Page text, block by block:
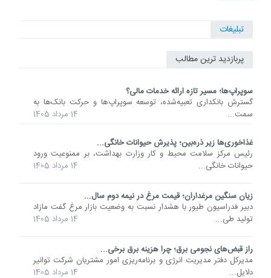
تبلیغات
پربازدید ترین مطالب
سوپراپ‌ها؛ مسیر تازه ارائه خدمات مالی؟
گسترش بانکداری تعبیه‌شده، توسعه سوپراپ‌ها و حرکت بانک‌ها به
سمت...
14 مرداد 1405
غذاخوری‌ها زیر ذره‌بین؛ پذیرش حیوانات خانگی...
رئیس مرکز سلامت محیط و کار وزارت بهداشت، بر ممنوعیت ورود
حیوانات خانگی...
14 مرداد 1405
زیان سنگین مرغداران؛ قیمت مرغ در نیمه دوم سال...
دبیر فدراسیون طیور با هشدار نسبت به وضعیت بازار مرغ گفت مازاد
تولید طی...
14 مرداد 1405
راز قبض‌های نجومی برق؛ چرا هزینه برق برخی...
مدیرکل دفتر مدیریت انرژی و برنامه‌ریزی امور مشتریان شرکت توانیر
دلایل...
14 مرداد 1405